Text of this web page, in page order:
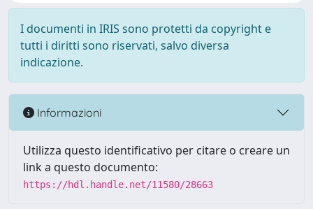
I documenti in IRIS sono protetti da copyright e
tutti i diritti sono riservati, salvo diversa
indicazione.
Informazioni
Utilizza questo identificativo per citare o creare un
link a questo documento:
https://hdl.handle.net/11580/28663